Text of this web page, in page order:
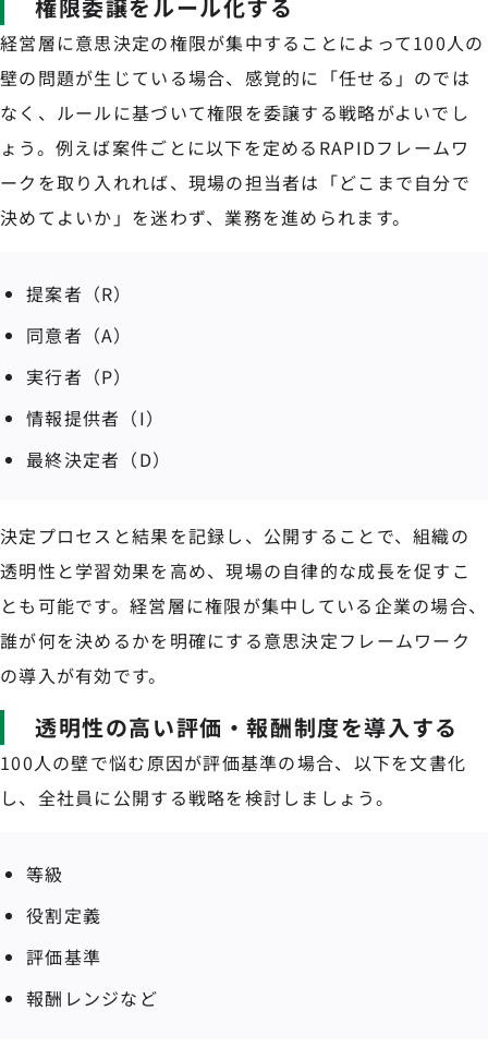
権限委譲をルール化する
経営層に意思決定の権限が集中することによって100人の
壁の問題が生じている場合、感覚的に「任せる」のでは
なく、ルールに基づいて権限を委譲する戦略がよいでし
ょう。例えば案件ごとに以下を定めるRAPIDフレームワ
ークを取り入れれば、現場の担当者は「どこまで自分で
決めてよいか」を迷わず、業務を進められます。
提案者（R）
同意者（A）
実行者（P）
情報提供者（I）
最終決定者（D）
決定プロセスと結果を記録し、公開することで、組織の
透明性と学習効果を高め、現場の自律的な成長を促すこ
とも可能です。経営層に権限が集中している企業の場合、
誰が何を決めるかを明確にする意思決定フレームワーク
の導入が有効です。
透明性の高い評価・報酬制度を導入する
100人の壁で悩む原因が評価基準の場合、以下を文書化
し、全社員に公開する戦略を検討しましょう。
等級
役割定義
評価基準
報酬レンジなど